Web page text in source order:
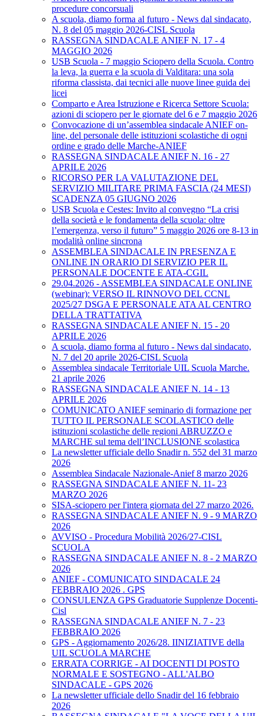
procedure concorsuali
A scuola, diamo forma al futuro - News dal sindacato,
N. 8 del 05 maggio 2026-CISL Scuola
RASSEGNA SINDACALE ANIEF N. 17 - 4
MAGGIO 2026
USB Scuola - 7 maggio Sciopero della Scuola. Contro
la leva, la guerra e la scuola di Valditara: una sola
riforma classista, dai tecnici alle nuove linee guida dei
licei
Comparto e Area Istruzione e Ricerca Settore Scuola:
azioni di sciopero per le giornate del 6 e 7 maggio 2026
Convocazione di un’assemblea sindacale ANIEF on-
line, del personale delle istituzioni scolastiche di ogni
ordine e grado delle Marche-ANIEF
RASSEGNA SINDACALE ANIEF N. 16 - 27
APRILE 2026
RICORSO PER LA VALUTAZIONE DEL
SERVIZIO MILITARE PRIMA FASCIA (24 MESI)
SCADENZA 05 GIUGNO 2026
USB Scuola e Cestes: Invito al convegno “La crisi
della società e le fondamenta della scuola: oltre
l’emergenza, verso il futuro” 5 maggio 2026 ore 8-13 in
modalità online sincrona
ASSEMBLEA SINDACALE IN PRESENZA E
ONLINE IN ORARIO DI SERVIZIO PER IL
PERSONALE DOCENTE E ATA-CGIL
29.04.2026 - ASSEMBLEA SINDACALE ONLINE
(webinar): VERSO IL RINNOVO DEL CCNL
2025/27 DSGA E PERSONALE ATA AL CENTRO
DELLA TRATTATIVA
RASSEGNA SINDACALE ANIEF N. 15 - 20
APRILE 2026
A scuola, diamo forma al futuro - News dal sindacato,
N. 7 del 20 aprile 2026-CISL Scuola
Assemblea sindacale Territoriale UIL Scuola Marche.
21 aprile 2026
RASSEGNA SINDACALE ANIEF N. 14 - 13
APRILE 2026
COMUNICATO ANIEF seminario di formazione per
TUTTO IL PERSONALE SCOLASTICO delle
istituzioni scolastiche delle regioni ABRUZZO e
MARCHE sul tema dell’INCLUSIONE scolastica
La newsletter ufficiale dello Snadir n. 552 del 31 marzo
2026
Assemblea Sindacale Nazionale-Anief 8 marzo 2026
RASSEGNA SINDACALE ANIEF N. 11- 23
MARZO 2026
SISA-sciopero per l'intera giornata del 27 marzo 2026.
RASSEGNA SINDACALE ANIEF N. 9 - 9 MARZO
2026
AVVISO - Procedura Mobilità 2026/27-CISL
SCUOLA
RASSEGNA SINDACALE ANIEF N. 8 - 2 MARZO
2026
ANIEF - COMUNICATO SINDACALE 24
FEBBRAIO 2026 . GPS
CONSULENZA GPS Graduatorie Supplenze Docenti-
Cisl
RASSEGNA SINDACALE ANIEF N. 7 - 23
FEBBRAIO 2026
GPS - Aggiornamento 2026/28. IINIZIATIVE della
UIL SCUOLA MARCHE
ERRATA CORRIGE - AI DOCENTI DI POSTO
NORMALE E SOSTEGNO - ALL'ALBO
SINDACALE - GPS 2026
La newsletter ufficiale dello Snadir del 16 febbraio
2026